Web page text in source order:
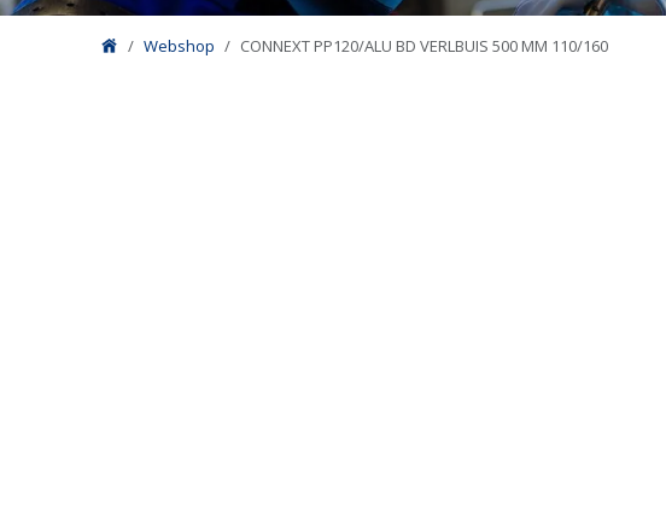
Webshop CONNEXT PP120/ALU BD VERLBUIS 500 MM 110/160